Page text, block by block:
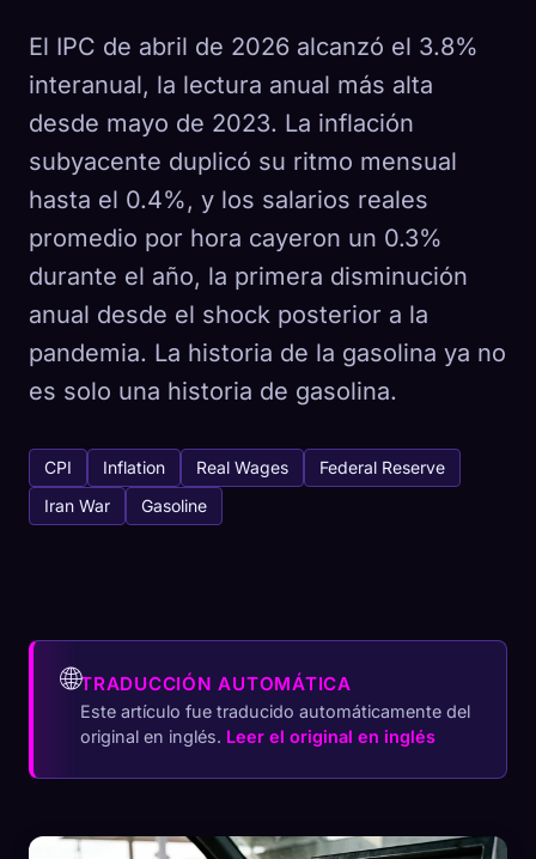
El IPC de abril de 2026 alcanzó el 3.8%
interanual, la lectura anual más alta
desde mayo de 2023. La inflación
subyacente duplicó su ritmo mensual
hasta el 0.4%, y los salarios reales
promedio por hora cayeron un 0.3%
durante el año, la primera disminución
anual desde el shock posterior a la
pandemia. La historia de la gasolina ya no
es solo una historia de gasolina.
CPI Inflation Real Wages
Federal Reserve
Iran War
Gasoline
🌐TRADUCCIÓN AUTOMÁTICA
Este artículo fue traducido automáticamente del
original en inglés. Leer el original en inglés